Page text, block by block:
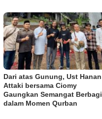
Dari atas Gunung, Ust Hanan
Attaki bersama Ciomy
Gaungkan Semangat Berbagi
dalam Momen Qurban